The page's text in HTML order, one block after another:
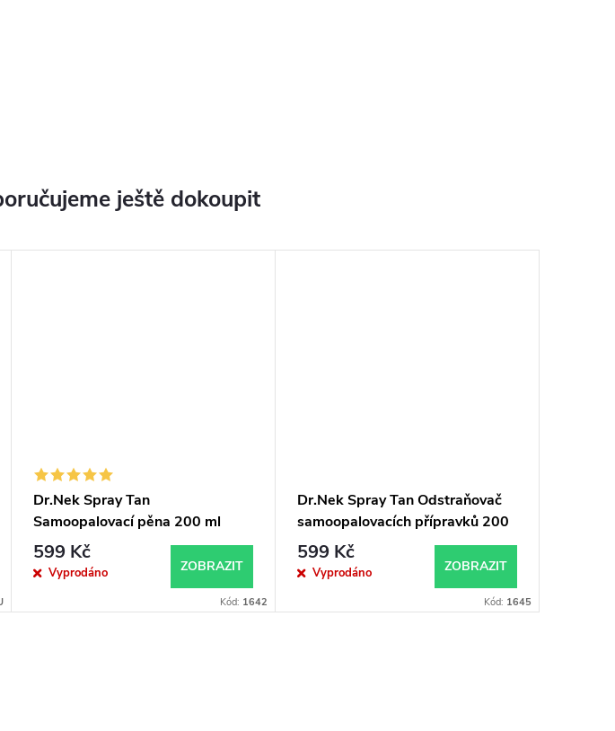
ještě dokoupit
Dr.Nek Spray Tan
Samoopalovací pěna 200 ml
599 Kč
Vyprodáno ZOBRAZIT
Kód: 1642
Dr.Nek Spray Tan Odstraňovač
samoopalovacích přípravků 200
ml
599 Kč
Vyprodáno ZOBRAZIT
Kód: 1645